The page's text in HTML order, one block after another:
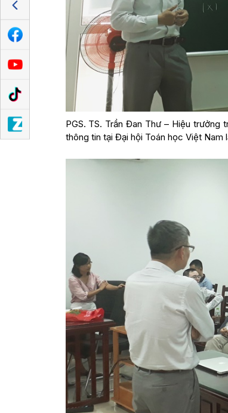
PGS. TS. Trần Đan Thư – Hiệu
thông tin tại Đại hội Toán học Việt Nam